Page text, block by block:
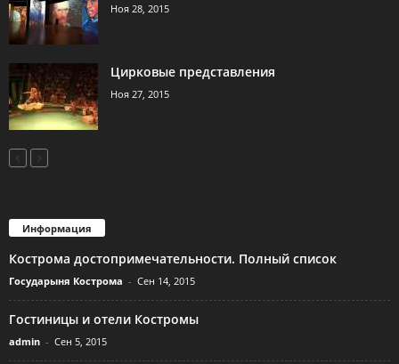
Ноя 28, 2015
Цирковые представления
Ноя 27, 2015
Информация
Кострома достопримечательности. Полный список
Государыня Кострома - Сен 14, 2015
Гостиницы и отели Костромы
admin - Сен 5, 2015